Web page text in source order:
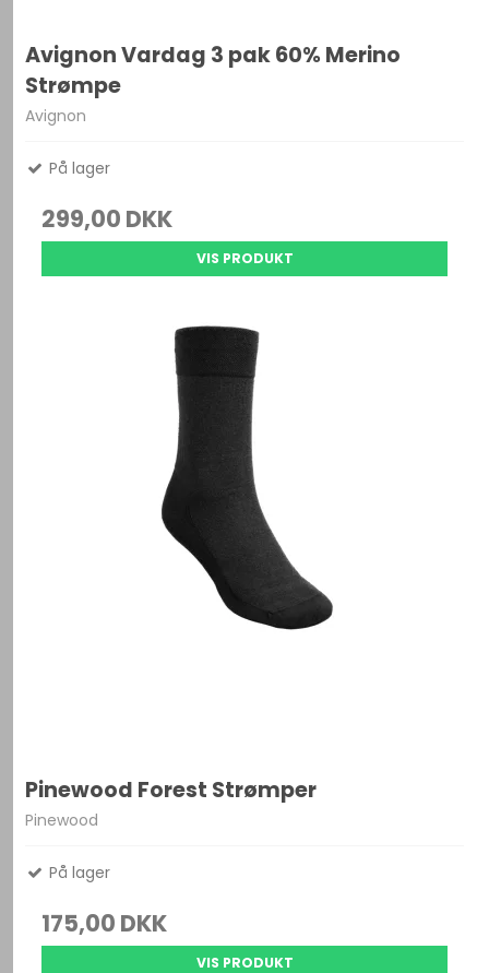
Avignon Vardag 3 pak 60% Merino
Strømpe
Avignon
På lager
299,00 DKK
VIS PRODUKT
Pinewood Forest Strømper
Pinewood
På lager
175,00 DKK
VIS PRODUKT